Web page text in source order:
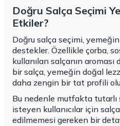
Doğru Salça Seçimi
Etkiler?
Doğru salça seçimi,
destekler. Özellikle çorba,
kullanılan salçanın aroması
bir salça, yemeğin doğal
daha zengin bir tat profili
Bu nedenle mutfakta
isteyen kullanıcılar için
edilmemesi gereken bir